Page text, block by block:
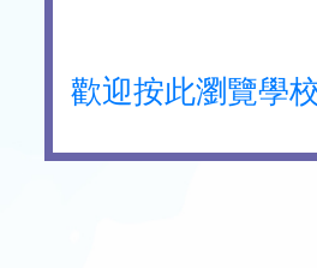
歡迎按此瀏覽學